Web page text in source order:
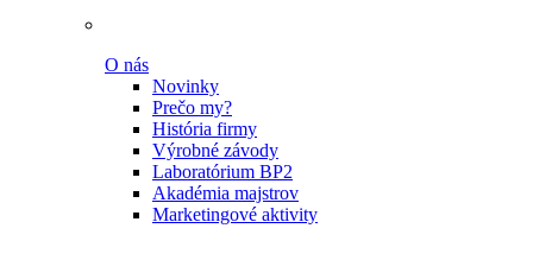
O nás
Novinky
Prečo my?
História firmy
Výrobné závody
Laboratórium BP2
Akadémia majstrov
Marketingové aktivity